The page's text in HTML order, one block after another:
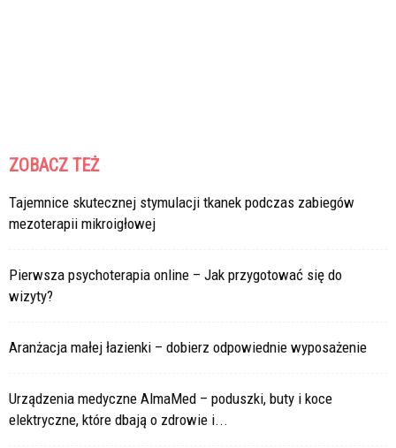
ZOBACZ TEŻ
Tajemnice skutecznej stymulacji tkanek podczas zabiegów
mezoterapii mikroigłowej
Pierwsza psychoterapia online – Jak przygotować się do
wizyty?
Aranżacja małej łazienki – dobierz odpowiednie wyposażenie
Urządzenia medyczne AlmaMed – poduszki, buty i koce
elektryczne, które dbają o zdrowie i...